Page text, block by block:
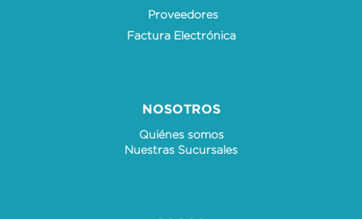
Proveedores
Factura Electrónica
NOSOTROS
Quiénes somos
Nuestras Sucursales